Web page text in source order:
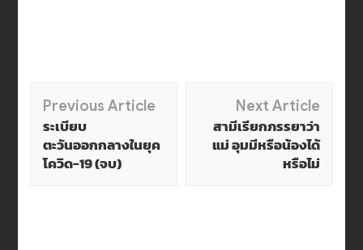
Post
Navigation
Previous Article
ระเบียบ
ตะวันออกกลางในยุค
โควิด-19 (จบ)
Next Article
สามีเรียกภรรยาว่า
แม่ อุมมีหรือน้องได้
หรือไม่